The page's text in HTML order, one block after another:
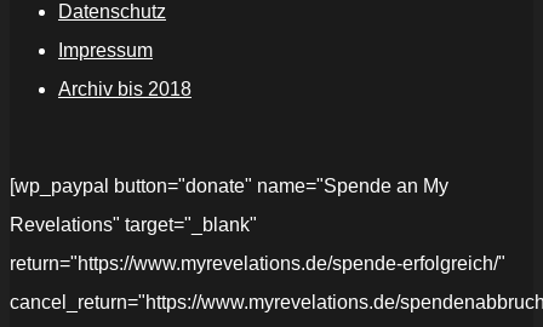
Datenschutz
Impressum
Archiv bis 2018
[wp_paypal button="donate" name="Spende an My
Revelations" target="_blank"
return="https://www.myrevelations.de/spende-erfolgreich/"
cancel_return="https://www.myrevelations.de/